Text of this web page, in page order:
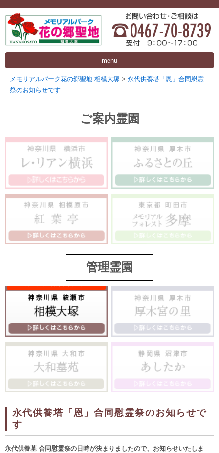
menu
メモリアルパーク花の郷聖地 相模大塚 > 永代供養塔「恩」合同慰霊
祭のお知らせです
ご案内霊園
管理霊園
永代供養塔「恩」合同慰霊祭のお知らせで
す
永代供養墓 合同慰霊祭の日時が決まりましたので、お知らせいたしま